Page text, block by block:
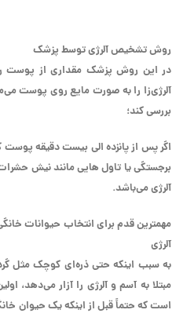
روش تشخیص آلرژی توسط پزشک
در این روش پزشک مقداری از پوست
آلرژی‌زا را به صورت مایع روی پوست
بررسی کند؛
اگر پس از پانزده الی بیست دقیقه
برجستگی یا تاول‌ هایی مانند نیش
آلرژی می‌باشد.
مهمترین قدم برای انتخاب حیوانات
آلرژی
به سبب اینکه حتی ذره‌ای کوچک مثل
مبتلا به آسم و آلرژی را آزار می‌دهد،
است که حتماً قبل از اینکه یک حیوان